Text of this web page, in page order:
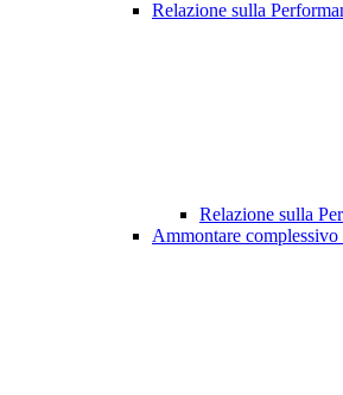
Relazione sulla
Relazione sulla
Ammontare complessivo